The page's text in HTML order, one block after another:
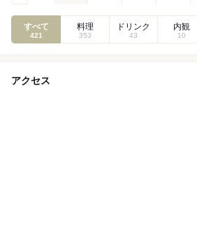
すべて
421
料理
353
ドリンク
43
内観
10
アクセス